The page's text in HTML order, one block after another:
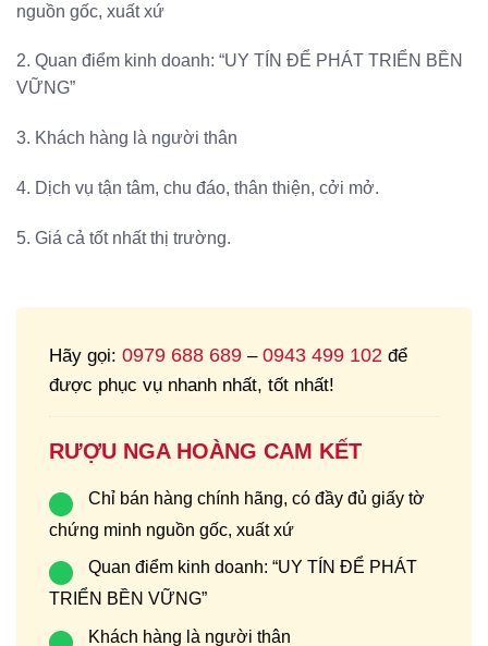
nguồn gốc, xuất xứ
2. Quan điểm kinh doanh: “UY TÍN ĐỂ PHÁT TRIỂN BỀN
VỮNG”
3. Khách hàng là người thân
4. Dịch vụ tận tâm, chu đáo, thân thiện, cởi mở.
5. Giá cả tốt nhất thị trường.
Hãy gọi: 0979 688 689 – 0943 499 102 để
được phục vụ nhanh nhất, tốt nhất!
RƯỢU NGA HOÀNG CAM KẾT
Chỉ bán hàng chính hãng, có đầy đủ giấy tờ
chứng minh nguồn gốc, xuất xứ
Quan điểm kinh doanh: “UY TÍN ĐỂ PHÁT
TRIỂN BỀN VỮNG”
Khách hàng là người thân